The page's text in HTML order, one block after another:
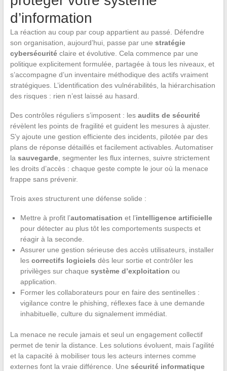
d’information
La réaction au coup par coup appartient au passé. Défendre
son organisation, aujourd’hui, passe par une stratégie
cybersécuritéclaire et évolutive. Cela commence par une
politique explicitement formulée, partagée à tous les niveaux, et
s’accompagne d’un inventaire méthodique des actifs vraiment
stratégiques. L’identification des vulnérabilités, la hiérarchisation
des risques : rien n’est laissé au hasard.
Des contrôles réguliers s’imposent : les audits de sécurité
révèlent les points de fragilité et guident les mesures à ajuster.
S’y ajoute une gestion efficiente des incidents, pilotée par des
plans de réponse détaillés et facilement activables. Automatiser
la sauvegarde, segmenter les flux internes, suivre strictement
les droits d’accès : chaque geste compte le jour où la menace
frappe sans prévenir.
Trois axes structurent une défense solide :
Mettre à profit l’automatisation et l’intelligence artificielle
pour détecter au plus tôt les comportements suspects et
réagir à la seconde.
Assurer une gestion sérieuse des accès utilisateurs, installer
les correctifs logiciels dès leur sortie et contrôler les
privilèges sur chaque système d’exploitation ou
application.
Former les collaborateurs pour en faire des sentinelles :
vigilance contre le phishing, réflexes face à une demande
inhabituelle, culture du signalement immédiat.
La menace ne recule jamais et seul un engagement collectif
permet de tenir la distance. Les solutions évoluent, mais l’agilité
et la capacité à mobiliser tous les acteurs internes comme
externes font la vraie différence. Une sécurité informatique